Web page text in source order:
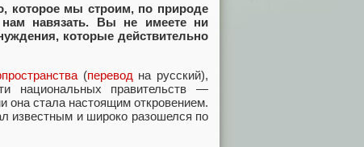
которое мы строим, по природе
нам навязать. Вы не имеете ни
которые действительно
(перевод на русский),
национальных правительств —
она стала настоящим откровением.
известным и широко разошелся по